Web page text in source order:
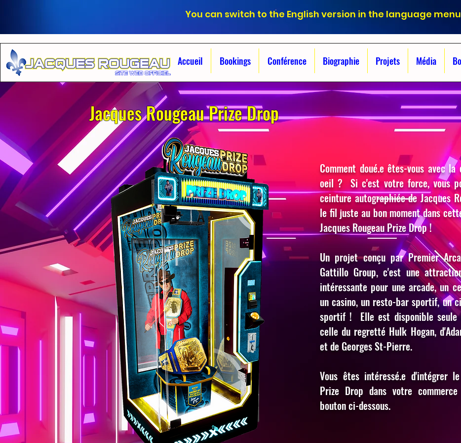
You can switch to the English version in the language
Accueil Bookings Conférence Biographie Projets Média
Jacques Rougeau Prize Drop
Comment doué.e êtes-vous avec
oeil ? Si c'est votre force, vous
ceinture autographiée de Jacques
le fil juste au bon moment dans
Jacques Rougeau Prize Drop !
Un projet conçu par Premier
Gattillo Group, c'est une
intéressante pour une arcade, un
un casino, un resto-bar sportif, un
sportif ! Elle est disponible seule
celle du regretté Hulk Hogan,
et de Georges St-Pierre.
Vous êtes intéressé.e d'intégrer le
Prize Drop dans votre
bouton ci-dessous.